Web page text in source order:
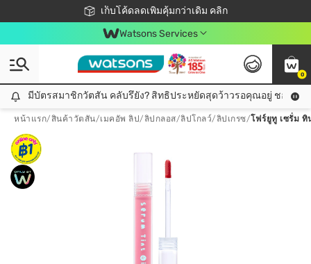
เก็บโค้ดลดเพิ่มคุ้มกว่าเดิม คลิก
ชอปออนไลน์ครั้งแรก ลดเพิ่มจุก ๆ 10%! 🎉
📦ส่งฟรี! เมื่อชอป 499฿
สมาชิกวัตสัน คลับดียังไง?
Watsons Services
0
มีบัตรสมาชิกวัตสัน คลับรึยัง? สิทธิประหยัดสุดว้าวรอคุณอยู่ ชอปคุ้มกว่าเดิม คลิก!
มีบัตรสมาชิกวัตสัน คลับรึยัง? สิทธิประหยัดสุดว้าวรอคุณอยู่ ชอปคุ้มก
หน้าแรก/สินค้าวัตสัน/เมคอัพ ลิป/ลิปกลอส/ลิปโกลว์/ลิปเกรซ/โฟร์ยูทู เซรั่ม